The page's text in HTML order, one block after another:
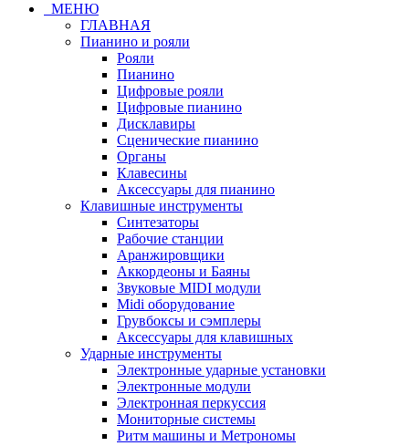
МЕНЮ
ГЛАВНАЯ
Пианино и рояли
Рояли
Пианино
Цифровые рояли
Цифровые пианино
Дисклавиры
Сценические пианино
Органы
Клавесины
Аксессуары для пианино
Клавишные инструменты
Синтезаторы
Рабочие станции
Аранжировщики
Аккордеоны и Баяны
Звуковые MIDI модули
Midi оборудование
Грувбоксы и сэмплеры
Аксессуары для клавишных
Ударные инструменты
Электронные ударные установки
Электронные модули
Электронная перкуссия
Мониторные системы
Ритм машины и Метрономы